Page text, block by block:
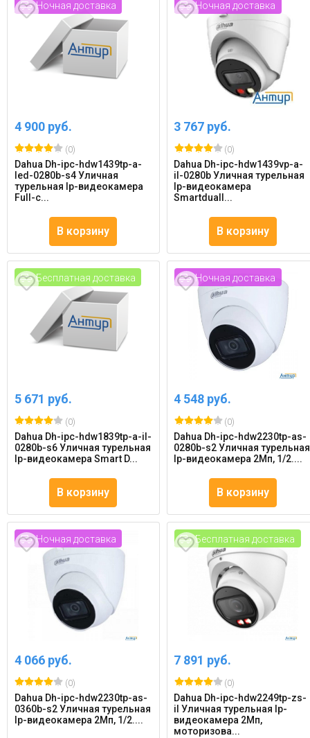
Ночная доставка
4 900 руб.
(0)
Dahua Dh-ipc-hdw1439tp-a-
led-0280b-s4 Уличная
турельная Ip-видеокамера
Full-c...
В корзину
Ночная доставка
3 767 руб.
(0)
Dahua Dh-ipc-hdw1439vp-a-
il-0280b Уличная турельная
Ip-видеокамера
Smartduall...
В корзину
Бесплатная доставка
5 671 руб.
(0)
Dahua Dh-ipc-hdw1839tp-a-il-
0280b-s6 Уличная турельная
Ip-видеокамера Smart D...
В корзину
Ночная доставка
4 548 руб.
(0)
Dahua Dh-ipc-hdw2230tp-as-
0280b-s2 Уличная турельная
Ip-видеокамера 2Мп, 1/2....
В корзину
Ночная доставка
4 066 руб.
(0)
Dahua Dh-ipc-hdw2230tp-as-
0360b-s2 Уличная турельная
Ip-видеокамера 2Мп, 1/2....
Бесплатная доставка
7 891 руб.
(0)
Dahua Dh-ipc-hdw2249tp-zs-
il Уличная турельная Ip-
видеокамера 2Мп,
моторизова...